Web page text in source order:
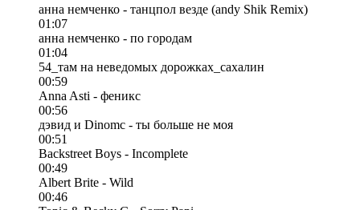
анна немченко - танцпол везде (andy Shik Remix)
01:07
анна немченко - по городам
01:04
54_там на неведомых дорожках_сахалин
00:59
Anna Asti - феникс
00:56
дэвид и Dinomc - ты больше не моя
00:51
Backstreet Boys - Incomplete
00:49
Albert Brite - Wild
00:46